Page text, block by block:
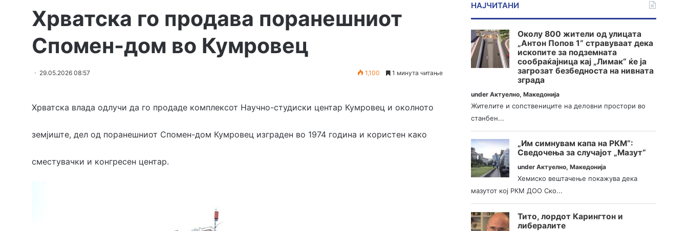
Хрватска го продава поранешниот
Спомен-дом во Кумровец
29.05.2026 08:57 1,100 1 минута читање
Хрватска влада одлучи да го продаде комплексот Научно-студиски центар Кумровец и околното
земјиште, дел од поранешниот Спомен-дом Кумровец изграден во 1974 година и користен како
сместувачки и конгресен центар.
НАЈЧИТАНИ
Околу 800 жители од улицата
„Антон Попов 1“ стравуваат дека
ископите за подземната
сообраќајница кај „Лимак“ ќе ја
загрозат безбедноста на нивната
зграда
underАктуелно,Македонија
Жителите и сопствениците на деловни простори во
станбен...
„Им симнувам капа на РКМ“:
Сведочења за случајот „Мазут“
underАктуелно,Македонија
Хемиско вештачење покажува дека
мазутот кој РКМ ДОО Ско...
Тито, лордот Карингтон и
либералите